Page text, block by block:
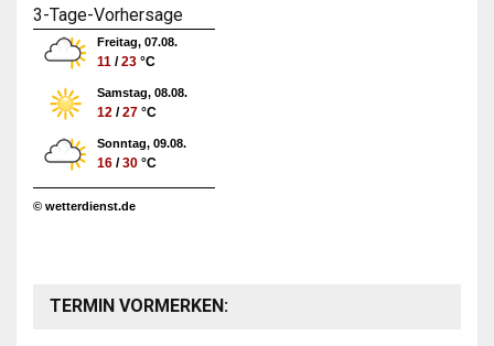
3-Tage-Vorhersage
Freitag, 07.08.
11 /23 °C
Samstag, 08.08.
12 /27 °C
Sonntag, 09.08.
16 /30 °C
© wetterdienst.de
TERMIN VORMERKEN: